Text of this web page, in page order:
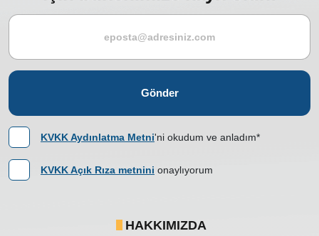
Gönder
KVKK Aydınlatma Metni'ni okudum ve anladım*
KVKK Açık Rıza metnini onaylıyorum
HAKKIMIZDA